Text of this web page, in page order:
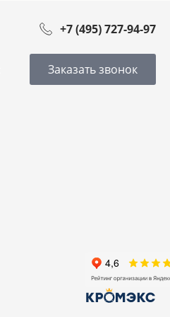
+7 (495) 727-94-97
Заказать звонок